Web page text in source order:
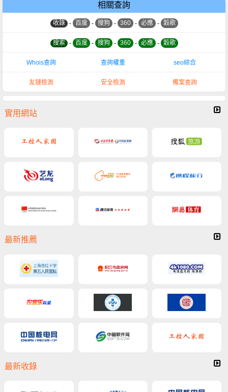
相關查詢
收錄 - 百度 - 搜狗 - 360 - 必應 - 穀歌
搜索 - 百度 - 搜狗 - 360 - 必應 - 穀歌
Whois查詢 查詢權重 seo綜合
友鏈檢測 安全檢測 備案查詢
實用網站
最新推薦
最新收錄